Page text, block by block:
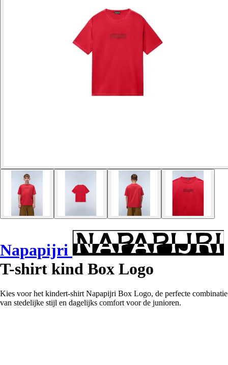
Napapijri
T-shirt kind Box Logo
Kies voor het kindert-shirt Napapijri Box Logo, de perfecte combinatie
van stedelijke stijl en dagelijks comfort voor de junioren.